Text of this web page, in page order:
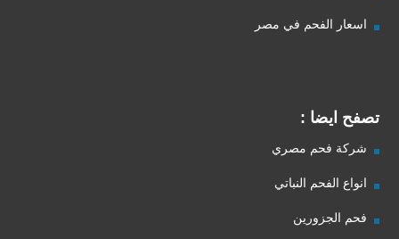
اسعار الفحم في مصر
تصفح ايضا :
شركة فحم مصري
انواع الفحم النباتي
فحم الجزورين